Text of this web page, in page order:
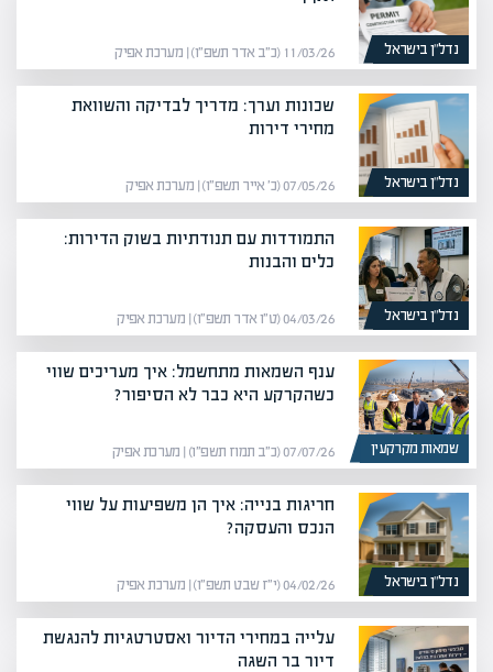
נדל”ן בישראל 11/03/26 (כ״ב אדר תשפ״ו) | מערכת אפיק
נדל”ן בישראל
שכונות וערך: מדריך לבדיקה והשוואת
מחירי דירות
07/05/26 (כ׳ אייר תשפ״ו) | מערכת אפיק
נדל”ן בישראל
התמודדות עם תנודתיות בשוק הדירות:
כלים והבנות
04/03/26 (ט״ו אדר תשפ״ו) | מערכת אפיק
שמאות מקרקעין
ענף השמאות מתחשמל: איך מעריכים שווי
כשהקרקע היא כבר לא הסיפור?
07/07/26 (כ״ב תמוז תשפ״ו) | מערכת אפיק
נדל”ן בישראל
חריגות בנייה: איך הן משפיעות על שווי
הנכס והעסקה?
04/02/26 (י״ז שבט תשפ״ו) | מערכת אפיק
עלייה במחירי הדיור ואסטרטגיות להנגשת
דיור בר השגה